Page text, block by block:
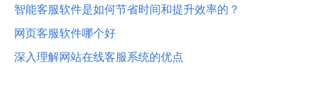
智能客服软件是如何节省时间和提升效率的？
网页客服软件哪个好
深入理解网站在线客服系统的优点